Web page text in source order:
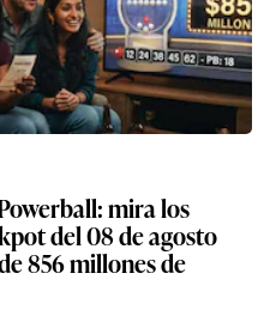
mira los
del 08 de agosto
856 millones de